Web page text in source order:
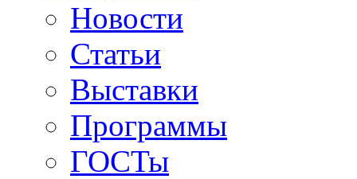
Новости
Статьи
Выставки
Программы
ГОСТы